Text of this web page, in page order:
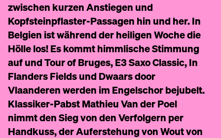
zwischen kurzen Anstiegen und
Kopfsteinpflaster-Passagen hin und her. In
Belgien ist während der heiligen Woche die
Hölle los! Es kommt himmlische Stimmung
auf und Tour of Bruges, E3 Saxo Classic, In
Flanders Fields und Dwaars door
Vlaanderen werden im Engelschor bejubelt.
Klassiker-Pabst Mathieu Van der Poel
nimmt den Sieg von den Verfolgern per
Handkuss, der Auferstehung von Wout von